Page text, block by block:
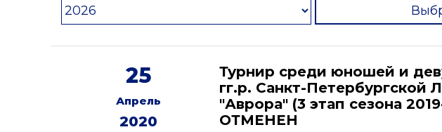
25
Апрель
2020
Турнир среди юношей и
гг.р. Санкт-Петербургской
"Аврора" (3 этап сезона
ОТМЕНЕН